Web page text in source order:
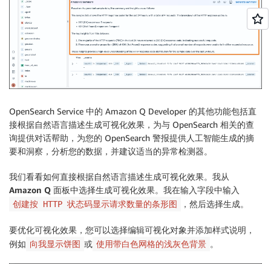
OpenSearch Service 中的 Amazon Q Developer 的其他功能包括直
接根据自然语言描述生成可视化效果，为与 OpenSearch 相关的查
询提供对话帮助，为您的 OpenSearch 警报提供人工智能生成的摘
要和洞察，分析您的数据，并建议适当的异常检测器。
我们看看如何直接根据自然语言描述生成可视化效果。我从
Amazon Q 面板中选择生成可视化效果。我在输入字段中输入
创建按 HTTP 状态码显示请求数量的条形图 ，然后选择生成。
要优化可视化效果，您可以选择编辑可视化对象并添加样式说明，
例如 向我显示饼图 或 使用带白色网格的浅灰色背景 。